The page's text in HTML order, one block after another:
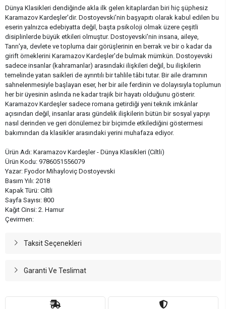
Dünya Klasikleri dendiğinde akla ilk gelen kitaplardan biri hiç şüphesiz
Karamazov Kardeşler'dir. Dostoyevski'nin başyapıtı olarak kabul edilen bu
eserin yalnızca edebiyatta değil, başta psikoloji olmak üzere çeşitli
disiplinlerde büyük etkileri olmuştur. Dostoyevski'nin insana, aileye,
Tanrı'ya, devlete ve topluma dair görüşlerinin en berrak ve bir o kadar da
girift örneklerini Karamazov Kardeşler'de bulmak mümkün. Dostoyevski
sadece insanlar (kahramanlar) arasındaki ilişkileri değil, bu ilişkilerin
temelinde yatan saikleri de ayrıntılı bir tahlile tâbi tutar. Bir aile dramının
sahnelenmesiyle başlayan eser, her bir aile ferdinin ve dolayısıyla toplumun
her bir üyesinin aslında ne kadar trajik bir hayatı olduğunu gösterir.
Karamazov Kardeşler sadece romana getirdiği yeni teknik imkânlar
açısından değil, insanlar arası gündelik ilişkilerin bütün bir sosyal yapıyı
nasıl derinden ve geri dönülemez bir biçimde etkilediğini göstermesi
bakımından da klasikler arasındaki yerini muhafaza ediyor.
Ürün Adı: Karamazov Kardeşler - Dünya Klasikleri (Ciltli)
Ürün Kodu: 9786051556079
Yazar: Fyodor Mihayloviç Dostoyevski
Basım Yılı: 2018
Kapak Türü: Ciltli
Sayfa Sayısı: 800
Kağıt Cinsi: 2. Hamur
Çevirmen:
Taksit Seçenekleri
Garanti Ve Teslimat